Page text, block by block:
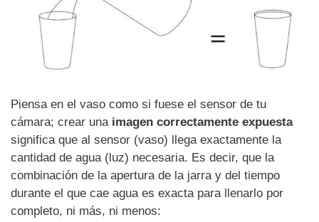
Piensa en el vaso como si fuese el sensor de tu
cámara; crear unaimagen correctamente expuesta
significa que al sensor (vaso) llega exactamente la
cantidad de agua (luz) necesaria. Es decir, que la
combinación de la apertura de la jarra y del tiempo
durante el que cae agua es exacta para llenarlo por
completo, ni más, ni menos: